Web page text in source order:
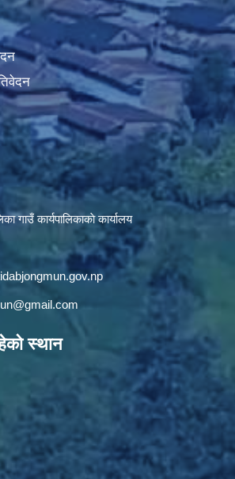
गाउँ कार्यपालिकाकाे कार्यालय
स्थान